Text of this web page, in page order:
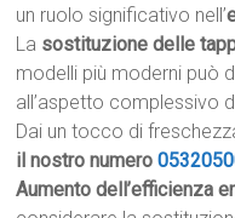
un ruolo significativo nell’
La sostituzione delle
modelli più moderni può
all’aspetto complessivo
Dai un tocco di
il nostro numero
Aumento dell’efficienza